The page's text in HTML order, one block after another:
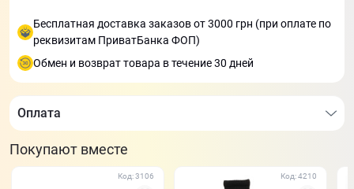
Бесплатная доставка заказов от 3000 грн (при оплате по
реквизитам ПриватБанка ФОП)
Обмен и возврат товара в течение 30 дней
Оплата
Покупают вместе
Код: 3106 Код: 4210